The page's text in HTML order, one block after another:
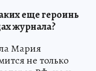
еще героинь
журнала?
Мария
не только